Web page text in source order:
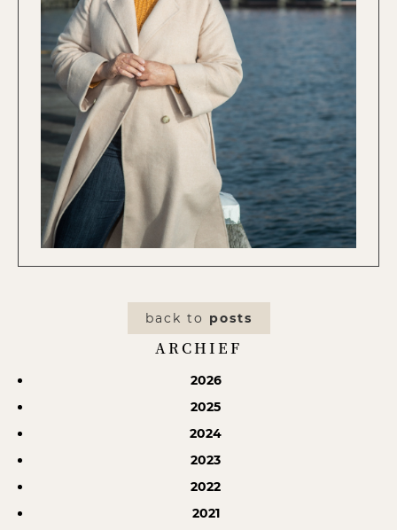
back to posts
ARCHIEF
2026
2025
2024
2023
2022
2021